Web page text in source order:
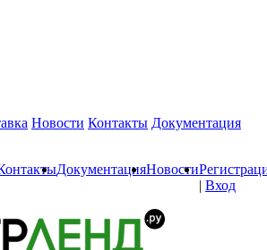
Новости Контакты Документация
ДокументацияНовости
| Вход